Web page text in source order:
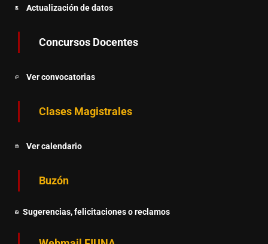
Actualización de datos
Concursos Docentes
Ver convocatorias
Clases Magistrales
Ver calendario
Buzón
Sugerencias, felicitaciones o reclamos